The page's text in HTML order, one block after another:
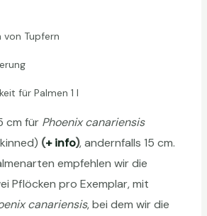
von Tupfern
für Palmen 1 l
cm für Phoenix canariensis
(+ info), andernfalls 15 cm.
empfehlen wir die
Pflöcken pro Exemplar, mit
canariensis, bei dem wir die